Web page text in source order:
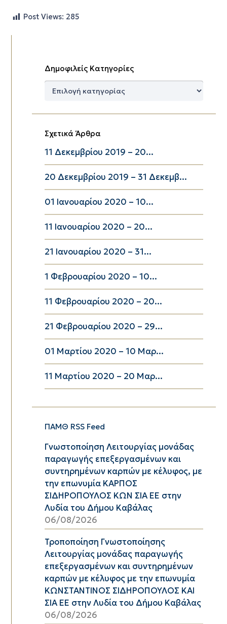
Post Views: 285
Δημοφιλείς Κατηγορίες
Δημοφιλείς
Σχετικά Άρθρα
11 Δεκεμβρίου 2019 – 20...
20 Δεκεμβρίου 2019 – 31 Δεκεμβ...
01 Ιανουαρίου 2020 – 10...
11 Ιανουαρίου 2020 – 20...
21 Ιανουαρίου 2020 – 31...
1 Φεβρουαρίου 2020 – 10...
11 Φεβρουαρίου 2020 – 20...
21 Φεβρουαρίου 2020 – 29...
01 Μαρτίου 2020 – 10 Μαρ...
11 Μαρτίου 2020 – 20 Μαρ...
ΠΑΜΘ RSS Feed
Γνωστοποίηση Λειτουργίας μονάδας
παραγωγής επεξεργασμένων και
συντηρημένων καρπών με κέλυφος, με
την επωνυμία ΚΑΡΠΟΣ
ΣΙΔΗΡΟΠΟΥΛΟΣ ΚΩΝ ΣΙΑ ΕΕ στην
Λυδία του Δήμου Καβάλας
06/08/2026
Τροποποίηση Γνωστοποίησης
Λειτουργίας μονάδας παραγωγής
επεξεργασμένων και συντηρημένων
καρπών με κέλυφος με την επωνυμία
ΚΩΝΣΤΑΝΤΙΝΟΣ ΣΙΔΗΡΟΠΟΥΛΟΣ ΚΑΙ
ΣΙΑ ΕΕ στην Λυδία του Δήμου Καβάλας
06/08/2026